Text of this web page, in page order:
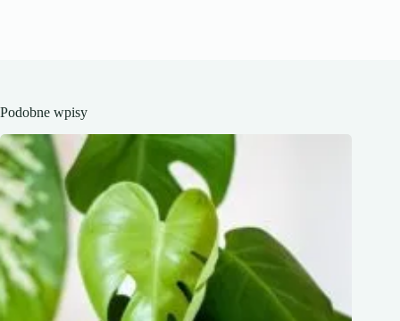
Podobne wpisy